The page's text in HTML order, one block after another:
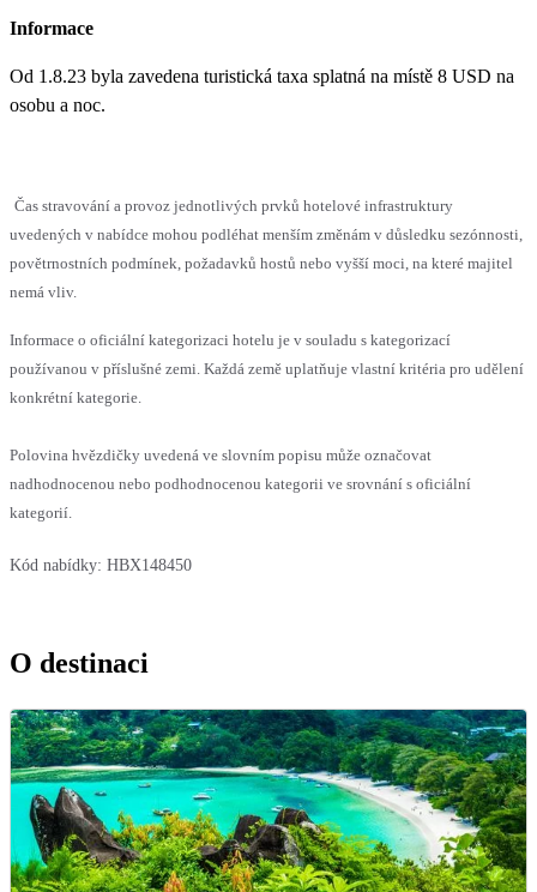
Informace
Od 1.8.23 byla zavedena turistická taxa splatná na místě 8 USD na
osobu a noc.
Čas stravování a provoz jednotlivých prvků hotelové infrastruktury
uvedených v nabídce mohou podléhat menším změnám v důsledku sezónnosti,
povětrnostních podmínek, požadavků hostů nebo vyšší moci, na které majitel
nemá vliv.
Informace o oficiální kategorizaci hotelu je v souladu s kategorizací
používanou v příslušné zemi. Každá země uplatňuje vlastní kritéria pro udělení
konkrétní kategorie.
Polovina hvězdičky uvedená ve slovním popisu může označovat
nadhodnocenou nebo podhodnocenou kategorii ve srovnání s oficiální
kategorií.
Kód nabídky: HBX148450
O destinaci